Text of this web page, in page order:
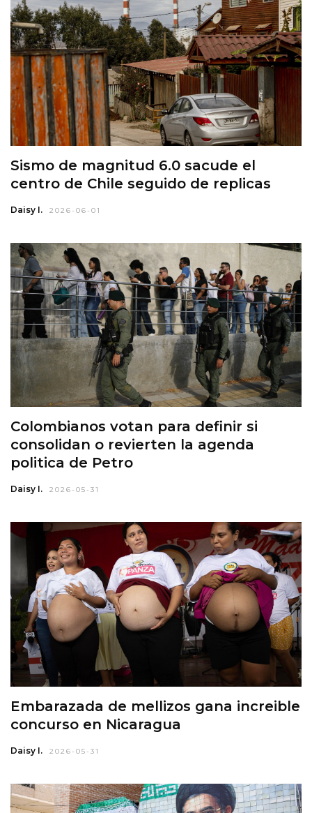
Sismo de magnitud 6.0 sacude el
centro de Chile seguido de replicas
Daisy I. 2026-06-01
Colombianos votan para definir si
consolidan o revierten la agenda
politica de Petro
Daisy I. 2026-05-31
Embarazada de mellizos gana increible
concurso en Nicaragua
Daisy I. 2026-05-31